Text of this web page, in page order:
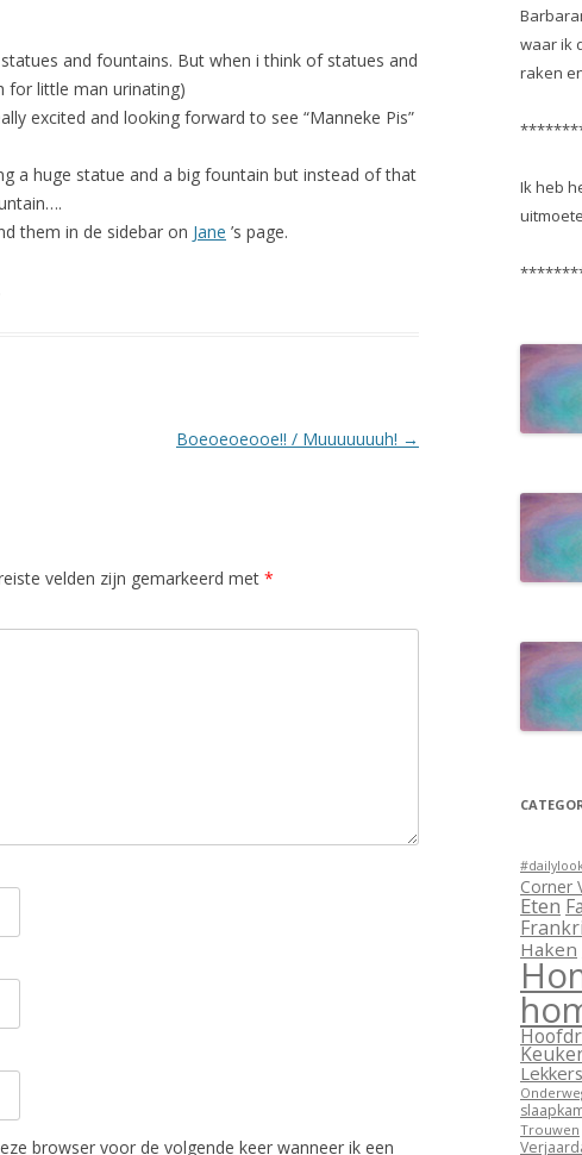
and fountains. But when i think of statues and
for little man urinating)
excited and looking forward to see “Manneke Pis”
a huge statue and a big fountain but instead of that
them in de sidebar on Jane ’s page.
Boeoeoeooe!! / Muuuuuuuh! →
velden zijn gemarkeerd met *
browser voor de volgende keer wanneer ik een
waar ik
raken
Ik heb
Corner
Eten
Haken
Lekkers
Trouwen